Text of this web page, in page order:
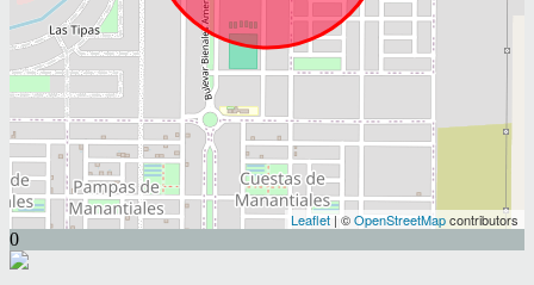
Leaflet | ©OpenStreetMapcontributors
0